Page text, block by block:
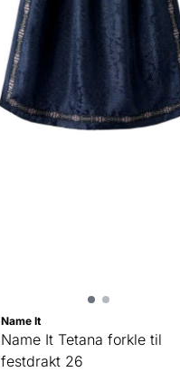
Name It
Name It Tetana forkle til
festdrakt 26